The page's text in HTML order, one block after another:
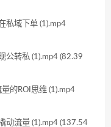
私域下单 (1).mp4
公转私 (1).mp4 (82.39
的ROI思维 (1).mp4
动流量 (1).mp4 (137.54